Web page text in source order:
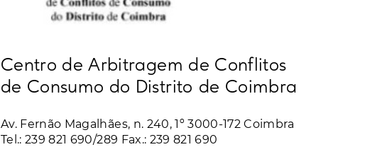
Centro de Arbitragem de Conflitos
de Consumo do Distrito de Coimbra
Av. Fernão Magalhães, n. 240, 1º 3000-172 Coimbra
Tel.: 239 821 690/289 Fax.: 239 821 690